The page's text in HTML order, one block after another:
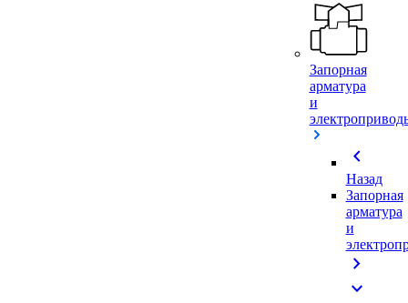
Запорная
арматура
и
chevron_left
Назад
Запорная
арматура
и
chevron_right
expand_more